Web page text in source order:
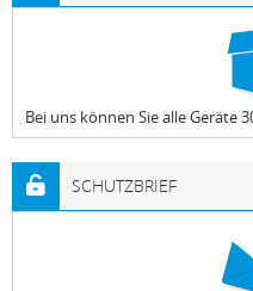
Bei uns können Sie alle Geräte
SCHUTZBRIEF